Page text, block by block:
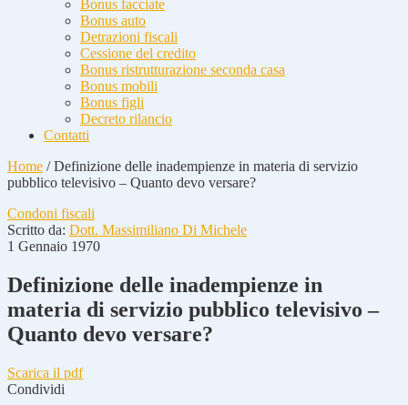
Bonus facciate
Bonus auto
Detrazioni fiscali
Cessione del credito
Bonus ristrutturazione seconda casa
Bonus mobili
Bonus figli
Decreto rilancio
Contatti
Home /Definizione delle inadempienze in materia di servizio
pubblico televisivo – Quanto devo versare?
Condoni fiscali
Scritto da: Dott. Massimiliano Di Michele
1 Gennaio 1970
Definizione delle inadempienze in
materia di servizio pubblico televisivo –
Quanto devo versare?
Scarica il pdf
Condividi